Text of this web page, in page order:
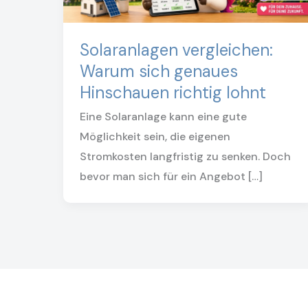
Solaranlagen vergleichen:
Warum sich genaues
Hinschauen richtig lohnt
Eine Solaranlage kann eine gute
Möglichkeit sein, die eigenen
Stromkosten langfristig zu senken. Doch
bevor man sich für ein Angebot […]